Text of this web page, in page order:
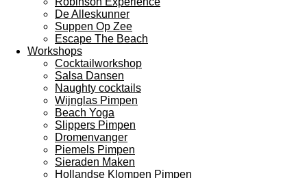
De Alleskunner
Suppen Op Zee
Escape The Beach
Workshops
Cocktailworkshop
Salsa Dansen
Naughty cocktails
Wijnglas Pimpen
Beach Yoga
Slippers Pimpen
Dromenvanger
Piemels Pimpen
Sieraden Maken
Hollandse Klompen Pimpen